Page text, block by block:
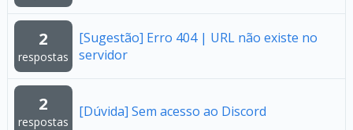
2
respostas
[Sugestão] Erro 404 | URL não existe no
servidor
2
respostas
[Dúvida] Sem acesso ao Discord